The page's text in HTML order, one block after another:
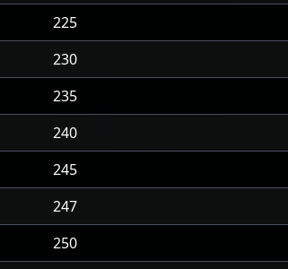
225
230
235
240
245
247
250